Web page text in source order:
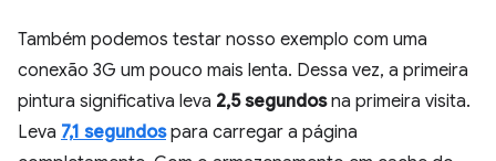
Também podemos testar nosso exemplo com uma
conexão 3G um pouco mais lenta. Dessa vez, a primeira
pintura significativa leva 2,5 segundosna primeira visita.
Leva 7,1 segundospara carregar a página